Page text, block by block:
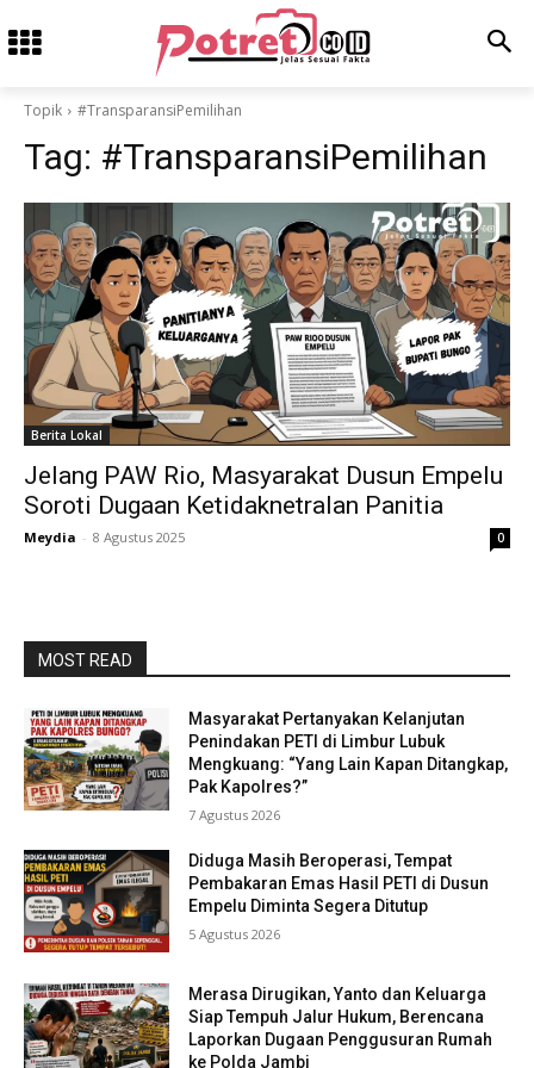
Topik #TransparansiPemilihan
Tag: #TransparansiPemilihan
Berita Lokal
Jelang PAW Rio, Masyarakat Dusun Empelu
Soroti Dugaan Ketidaknetralan Panitia
Meydia - 8 Agustus 2025 0
MOST READ
Masyarakat Pertanyakan Kelanjutan
Penindakan PETI di Limbur Lubuk
Mengkuang: “Yang Lain Kapan Ditangkap,
Pak Kapolres?”
7 Agustus 2026
Diduga Masih Beroperasi, Tempat
Pembakaran Emas Hasil PETI di Dusun
Empelu Diminta Segera Ditutup
5 Agustus 2026
Merasa Dirugikan, Yanto dan Keluarga
Siap Tempuh Jalur Hukum, Berencana
Laporkan Dugaan Penggusuran Rumah
ke Polda Jambi